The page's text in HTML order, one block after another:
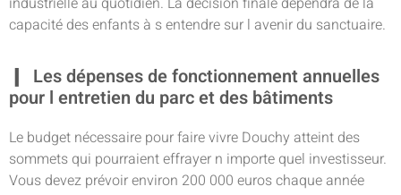
capacité des enfants à s entendre sur l avenir du sanctuaire.
Les dépenses de fonctionnement annuelles
pour l entretien du parc et des bâtiments
Le budget nécessaire pour faire vivre Douchy atteint des
sommets qui pourraient effrayer n importe quel investisseur.
Vous devez prévoir environ 200 000 euros chaque année